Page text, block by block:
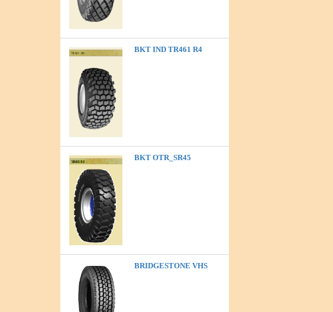
BKT IND TR461 R4
BKT OTR_SR45
BRIDGESTONE VHS